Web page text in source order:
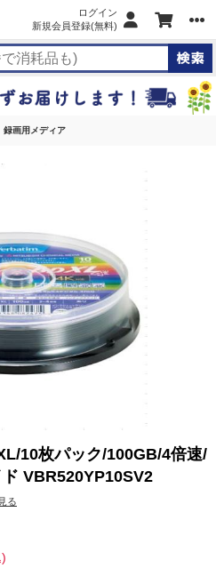
ログイン
新規会員登録(無料)
録画用メディア
10枚パック/100GB/4倍速/
VBR520YP10SV2
る